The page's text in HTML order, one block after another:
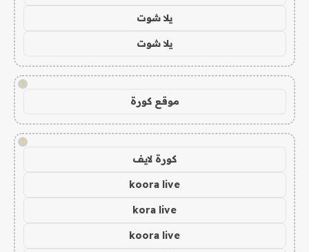
يلا شوت
يلا شوت
!
موقع كورة
!
كورة لايف
koora live
kora live
koora live